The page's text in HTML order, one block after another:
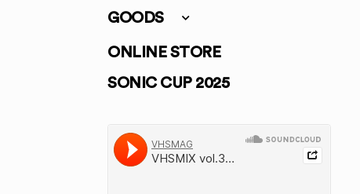
GOODS
ONLINE STORE
SONIC CUP 2025